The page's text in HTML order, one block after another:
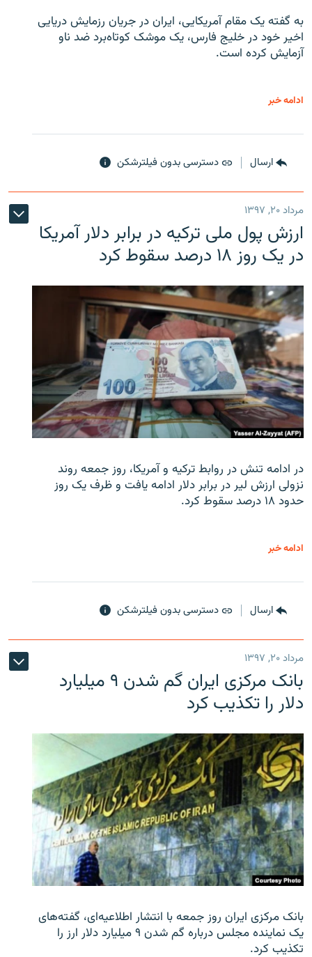
به گفته یک مقام آمریکایی، ایران در جریان رزمایش دریایی
اخیر خود در خلیج فارس، یک موشک کوتاه‌برد ضد ناو
آزمایش کرده است.
ادامه خبر
ارسال دسترسی بدون فیلترشکن
مرداد ۲۰, ۱۳۹۷
ارزش پول ملی ترکیه در برابر دلار آمریکا
در یک روز ۱۸ درصد سقوط کرد
در ادامه تنش در روابط ترکیه و آمریکا، روز جمعه روند
نزولی ارزش لیر در برابر دلار ادامه یافت و ظرف یک روز
حدود ۱۸ درصد سقوط کرد.
ادامه خبر
ارسال دسترسی بدون فیلترشکن
مرداد ۲۰, ۱۳۹۷
بانک مرکزی ایران گم شدن ۹ میلیارد
دلار را تکذیب کرد
بانک مرکزی ایران روز جمعه با انتشار اطلاعیه‌ای، گفته‌های
یک نماینده مجلس درباره گم شدن ۹ میلیارد دلار ارز را
تکذیب کرد.